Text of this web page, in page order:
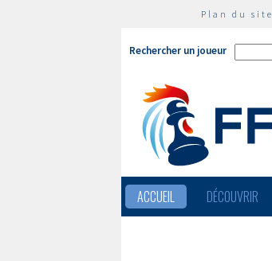
Plan du site
Rechercher un joueur
ACCUEIL DÉCOUVRIR